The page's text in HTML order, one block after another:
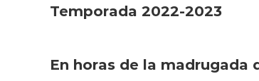
Temporada 2022-2023
En horas de la madrugada